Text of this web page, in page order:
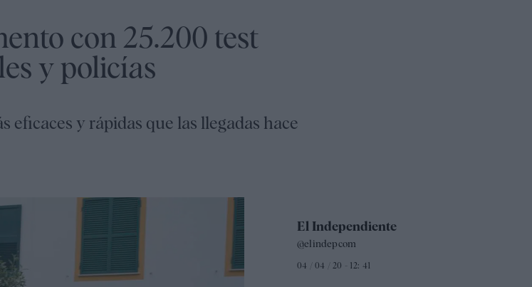
con 25.200 test
y policías
eficaces y rápidas que las llegadas hace
El Independiente
@elindepcom
04 / 04 / 20 - 12: 41